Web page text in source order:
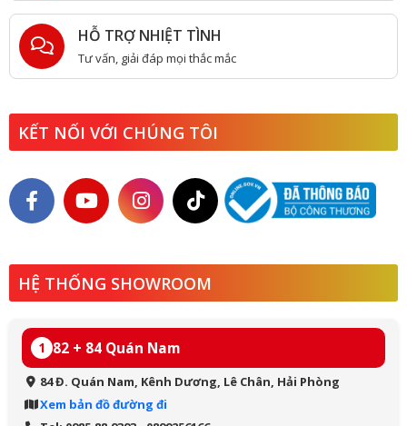
HỖ TRỢ NHIỆT TÌNH
Tư vấn, giải đáp mọi thắc mắc
KẾT NỐI VỚI CHÚNG TÔI
HỆ THỐNG SHOWROOM
1 82 + 84 Quán Nam
84 Đ. Quán Nam, Kênh Dương, Lê Chân, Hải Phòng
Xem bản đồ đường đi